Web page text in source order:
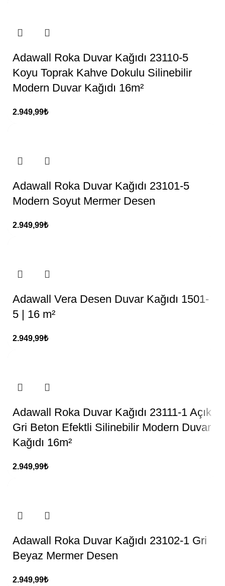
Adawall Roka Duvar Kağıdı 23110-5
Koyu Toprak Kahve Dokulu Silinebilir
Modern Duvar Kağıdı 16m²
2.949,99₺
Adawall Roka Duvar Kağıdı 23101-5
Modern Soyut Mermer Desen
2.949,99₺
Adawall Vera Desen Duvar Kağıdı 1501-
5 | 16 m²
2.949,99₺
Adawall Roka Duvar Kağıdı 23111-1 Açık
Gri Beton Efektli Silinebilir Modern Duvar
Kağıdı 16m²
2.949,99₺
Adawall Roka Duvar Kağıdı 23102-1 Gri
Beyaz Mermer Desen
2.949,99₺